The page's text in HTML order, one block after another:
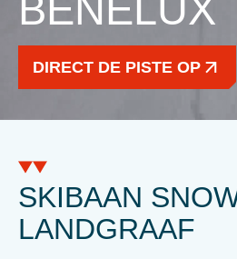
DIRECT DE PISTE OP
SKIBAAN
LANDGRAAF